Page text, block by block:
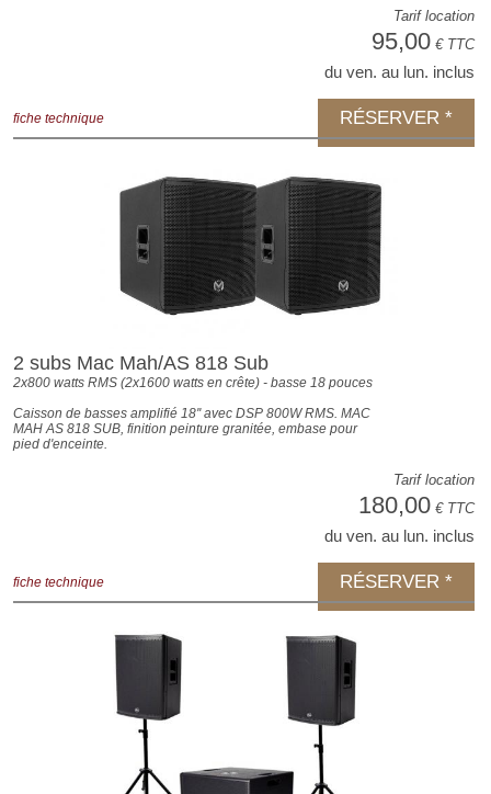
Tarif location
95,00 € TTC
du ven. au lun. inclus
fiche technique RÉSERVER *
2 subs Mac Mah/AS 818 Sub
2x800 watts RMS (2x1600 watts en crête) - basse 18 pouces
Caisson de basses amplifié 18'' avec DSP 800W RMS. MAC
MAH AS 818 SUB, finition peinture granitée, embase pour
pied d'enceinte.
Tarif location
180,00 € TTC
du ven. au lun. inclus
fiche technique RÉSERVER *